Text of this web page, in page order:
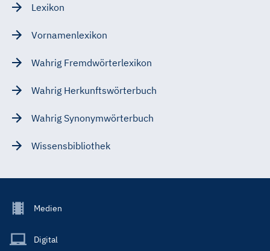
Lexikon
Vornamenlexikon
Wahrig Fremdwörterlexikon
Wahrig Herkunftswörterbuch
Wahrig Synonymwörterbuch
Wissensbibliothek
Footer
Main
Medien
Digital